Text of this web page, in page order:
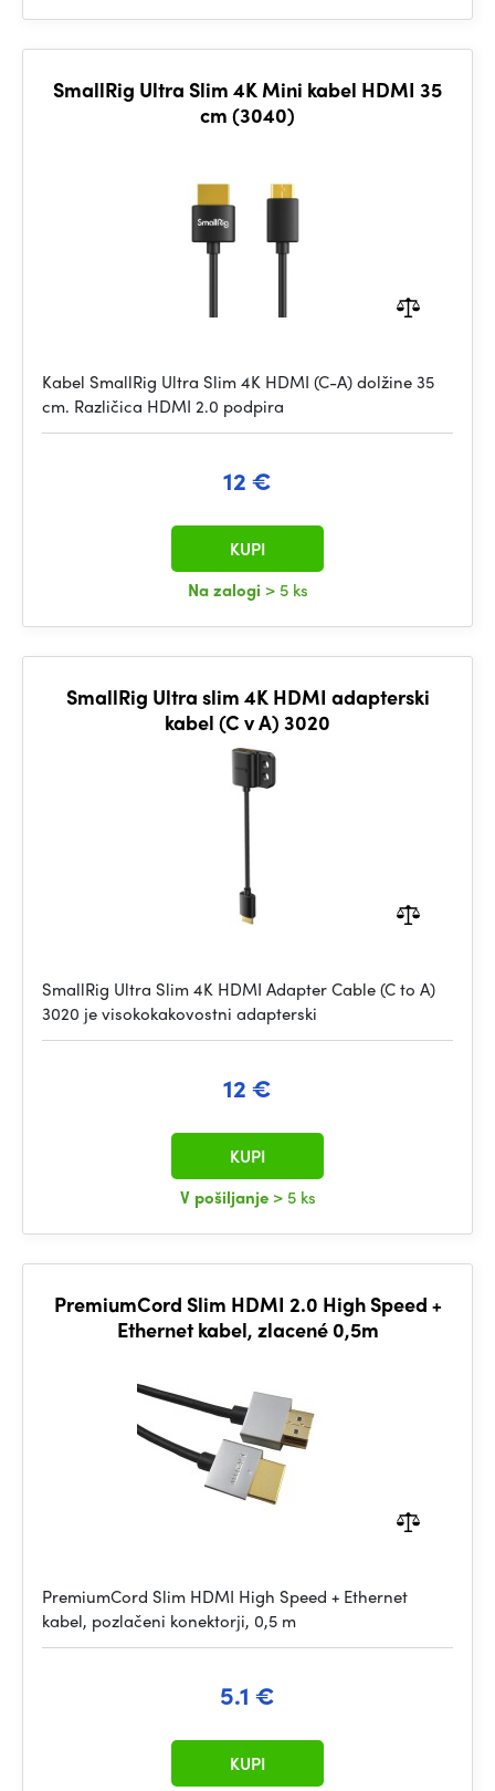
SmallRig Ultra Slim 4K Mini kabel HDMI 35
cm (3040)
Kabel SmallRig Ultra Slim 4K HDMI (C-A) dolžine 35
cm. Različica HDMI 2.0 podpira
12 €
Na zalogi > 5 ks
KUPI
SmallRig Ultra slim 4K HDMI adapterski
kabel (C v A) 3020
SmallRig Ultra Slim 4K HDMI Adapter Cable (C to A)
3020 je visokokakovostni adapterski
12 €
V pošiljanje > 5 ks
KUPI
PremiumCord Slim HDMI 2.0 High Speed +
Ethernet kabel, zlacené 0,5m
PremiumCord Slim HDMI High Speed + Ethernet
kabel, pozlačeni konektorji, 0,5 m
5.1 €
KUPI